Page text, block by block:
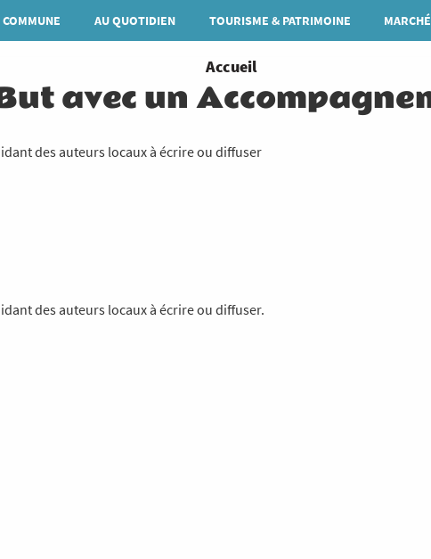
AU QUOTIDIEN TOURISME & PATRIMOINE
You
are
Accueil
avec un
des auteurs locaux à écrire ou diffuser
des auteurs locaux à écrire ou diffuser.